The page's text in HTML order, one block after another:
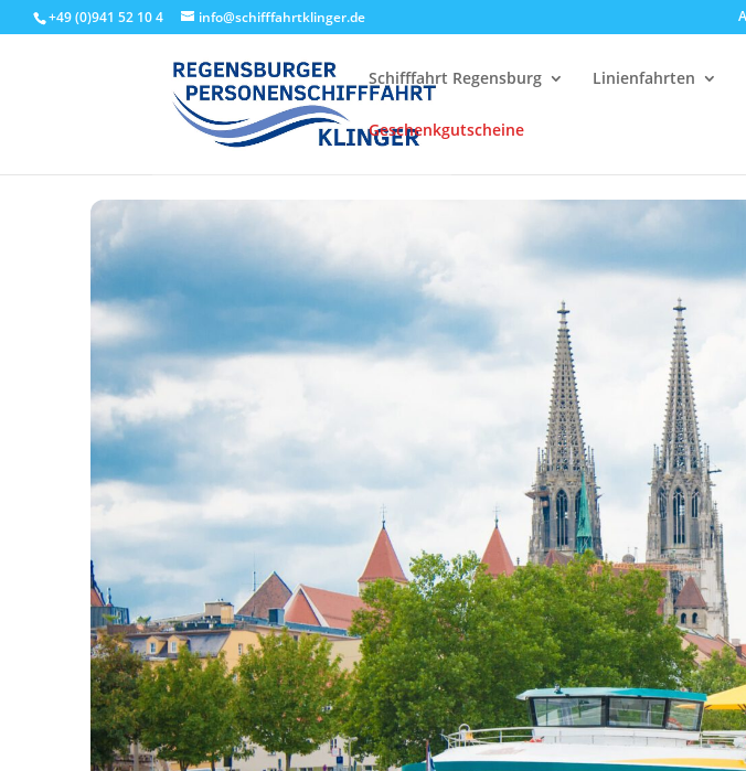
+49 (0)941 52 10 4 info@schifffahrtklinger.de
Schifffahrt Regensburg Linienfahrten
Geschenkgutscheine
Events - Schifffahrt Regensburg Themenfahrten